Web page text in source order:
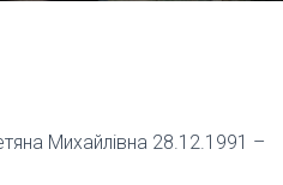
Михайлівна 28.12.1991 –